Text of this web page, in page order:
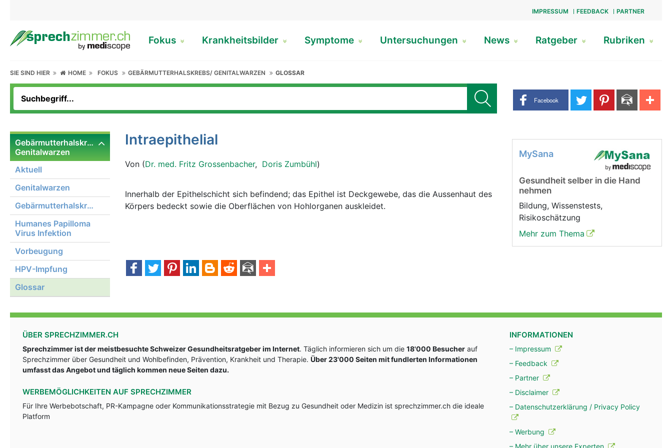
IMPRESSUM FEEDBACK PARTNER
Fokus Krankheitsbilder Symptome Untersuchungen News Ratgeber Rubriken
SIE SIND HIER HOME FOKUS GEBÄRMUTTERHALSKREBS/ GENITALWARZEN GLOSSAR
Share buttons
Facebook
Gebärmutterhalskrebs/
Genitalwarzen
Aktuell
Genitalwarzen
Gebärmutterhalskrebs
Humanes Papilloma
Virus Infektion
Vorbeugung
HPV-Impfung
Glossar
Intraepithelial
Von (Dr. med. Fritz Grossenbacher, Doris Zumbühl)
Innerhalb der Epithelschicht sich befindend; das Epithel ist Deckgewebe, das die Aussenhaut des
Körpers bedeckt sowie die Oberflächen von Hohlorganen auskleidet.
MySana
Gesundheit selber in die Hand
nehmen
Bildung, Wissenstests,
Risikoschätzung
Mehr zum Thema
ÜBER SPRECHZIMMER.CH
Sprechzimmer ist der meistbesuchte Schweizer Gesundheitsratgeber im Internet. Täglich informieren sich um die 18'000 Besucher auf
Sprechzimmer über Gesundheit und Wohlbefinden, Prävention, Krankheit und Therapie. Über 23'000 Seiten mit fundlerten Informationen
umfasst das Angebot und täglich kommen neue Seiten dazu.
WERBEMÖGLICHKEITEN AUF SPRECHZIMMER
Für Ihre Werbebotschaft, PR-Kampagne oder Kommunikationsstrategie mit Bezug zu Gesundheit oder Medizin ist sprechzimmer.ch die ideale
Platform
INFORMATIONEN
– Impressum
– Feedback
– Partner
– Disclaimer
– Datenschutzerklärung / Privacy Policy
– Werbung
– Mehr über unsere Experten